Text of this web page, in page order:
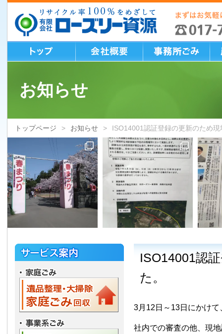
お知らせ
トップページ お知らせ ISO14001認証登録の更新のため
ISO14001認
た。
3月12日～13日にかけ
社内での審査の他、現